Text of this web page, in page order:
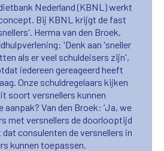
Nederland (KBNL) werkt
Bij KBNL krijgt de fast
Herma van den Broek,
'Denk aan 'sneller
als er veel schuldeisers zijn',
iedereen gereageerd heeft
Onze schuldregelaars kijken
soort versnellers kunnen
aanpak? Van den Broek: ‘Ja, we
met versnellers de doorlooptijd
consulenten de versnellers in
kunnen toepassen.